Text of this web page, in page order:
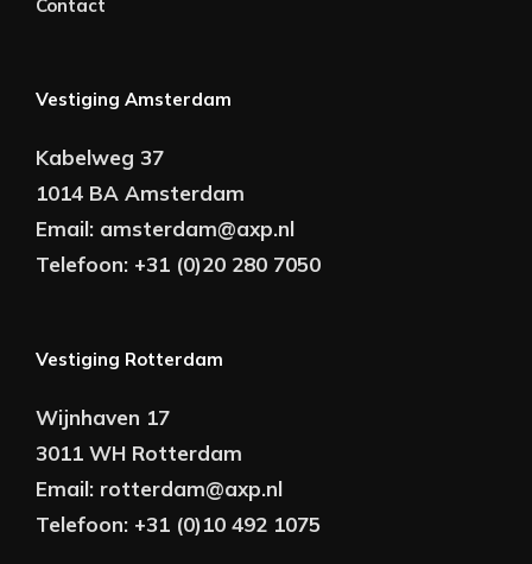
Contact
Vestiging Amsterdam
Kabelweg 37
1014 BA Amsterdam
Email: amsterdam@axp.nl
Telefoon: +31 (0)20 280 7050
Vestiging Rotterdam
Wijnhaven 17
3011 WH Rotterdam
Email: rotterdam@axp.nl
Telefoon: +31 (0)10 492 1075